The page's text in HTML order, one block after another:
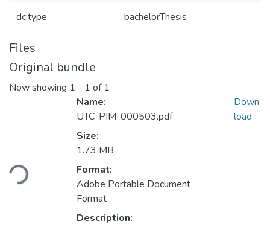
dc.type bachelorThesis
Files
Original bundle
Now showing 1 - 1 of 1
Loading...
Name:
UTC-PIM-000503.pdf
Size:
1.73 MB
Format:
Adobe Portable Document
Format
Description:
Down
load